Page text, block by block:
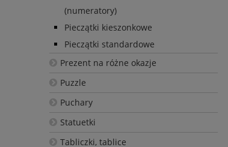
(numeratory)
Pieczątki kieszonkowe
Pieczątki standardowe
Prezent na różne okazje
Puzzle
Puchary
Statuetki
Tabliczki, tablice